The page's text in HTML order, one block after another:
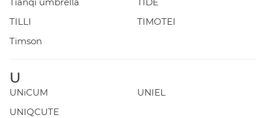
TILLI
TIMOTEI
Timson
U
UNiCUM
UNIEL
UNIQCUTE